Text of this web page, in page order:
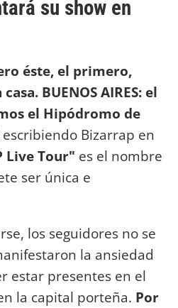
su show en
éste, el primero,
BUENOS AIRES: el
el Hipódromo de
Bizarrap en
Live Tour" es el nombre
ser única e
los seguidores no se
la ansiedad
estar presentes en el
la capital porteña. Por